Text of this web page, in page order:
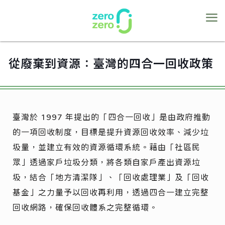
從廢棄到資源：臺灣的四合一回收政策
臺灣於 1997 年提出的「四合一回收」是由政府推動
的一項回收制度，目標是提升資源回收效率、減少垃
圾量，並建立有效的資源循環系統。藉由「社區民
眾」透過家戶垃圾分類，將各類自家戶產出資源垃
圾，結合「地方清潔隊」、「回收處理業」及「回收
基金」之力量予以回收再利用，透過四合一建立完整
回收網路，確保回收體系之完整循環。